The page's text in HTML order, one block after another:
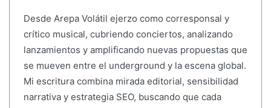
Desde Arepa Volátil ejerzo como corresponsal y
crítico musical, cubriendo conciertos, analizando
lanzamientos y amplificando nuevas propuestas que
se mueven entre el underground y la escena global.
Mi escritura combina mirada editorial, sensibilidad
narrativa y estrategia SEO, buscando que cada